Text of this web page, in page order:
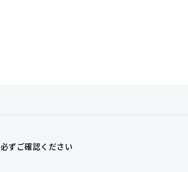
必ずご確認ください